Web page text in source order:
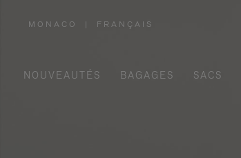
MONACO
,
| FRANÇAIS
NOUVEAUTÉS BAGAGES SACS